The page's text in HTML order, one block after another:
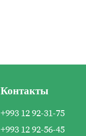
Контакты
+993 12 92-31-75
+993 12 92-56-45